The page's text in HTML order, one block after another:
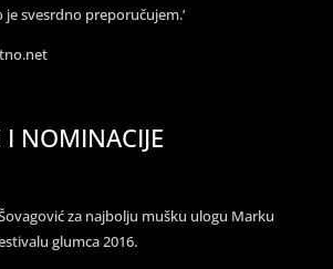
je svesrdno preporučujem.’
I NOMINACIJE
za najbolju mušku ulogu Marku
glumca 2016.